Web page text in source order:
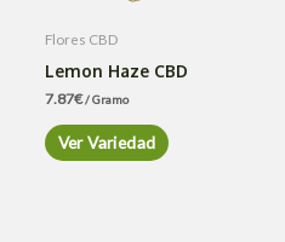
Flores CBD
Lemon Haze CBD
7.87€/ Gramo
Ver Variedad